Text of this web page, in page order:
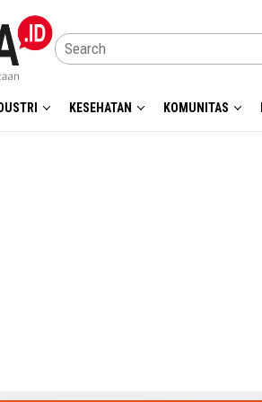
KESEHATAN KOMUNITAS